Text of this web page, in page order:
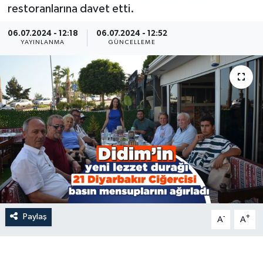
restoranlarına davet etti.
06.07.2024 - 12:18
YAYINLANMA
06.07.2024 - 12:52
GÜNCELLEME
Paylaş A- A+